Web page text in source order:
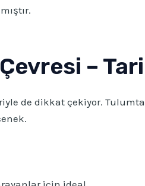
–
de dikkat çekiyor.